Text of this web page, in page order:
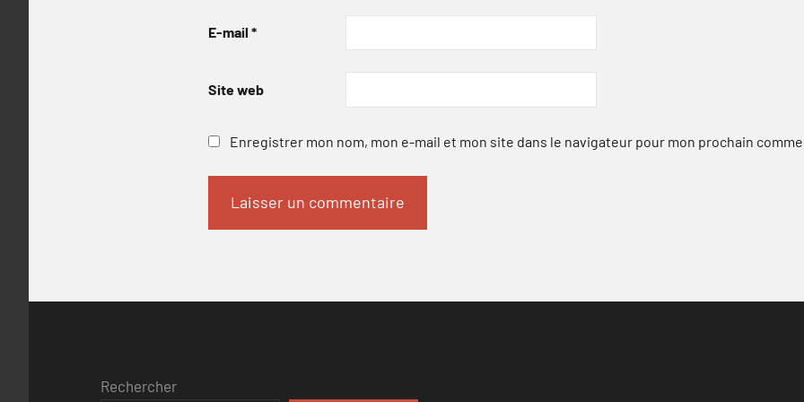
E-mail *
Site web
Enregistrer mon nom, mon e-mail et mon site dans le navigateur pour mon prochain
Rechercher